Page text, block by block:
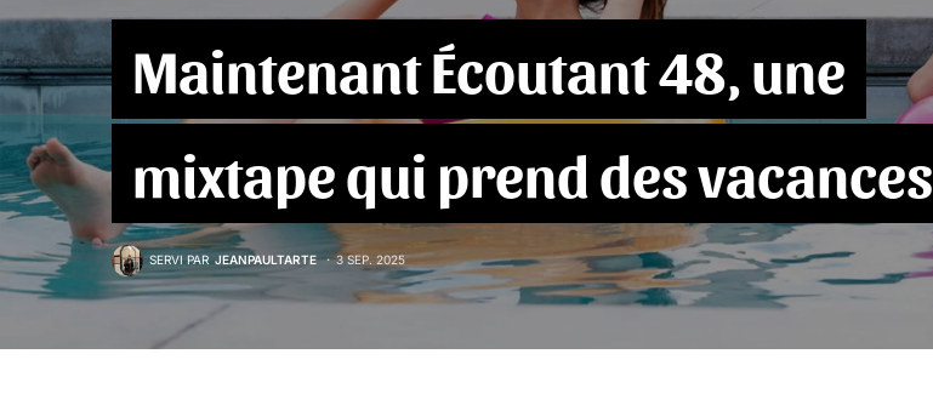
Maintenant Écoutant 48, une
mixtape qui prend des vacances
SERVI PAR JEANPAULTARTE 3 SEP. 2025